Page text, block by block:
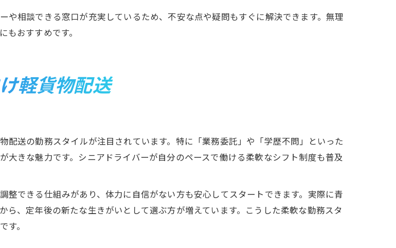
や相談できる窓口が充実しているため、不安な点や疑問もすぐに解決できます。無理
おすすめです。
軽貨物配送
送の勤務スタイルが注目されています。特に「業務委託」や「学歴不問」といった
きな魅力です。シニアドライバーが自分のペースで働ける柔軟なシフト制度も普及
できる仕組みがあり、体力に自信がない方も安心してスタートできます。実際に青
、定年後の新たな生きがいとして選ぶ方が増えています。こうした柔軟な勤務スタ
。